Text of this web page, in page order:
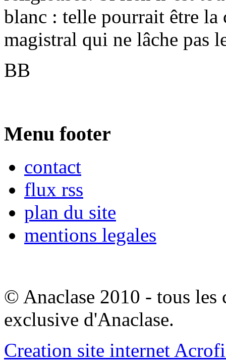
blanc : telle pourrait être la
magistral qui ne lâche pas
BB
Menu footer
contact
flux rss
plan du site
mentions legales
© Anaclase 2010 - tous les
exclusive d'Anaclase.
Creation site internet